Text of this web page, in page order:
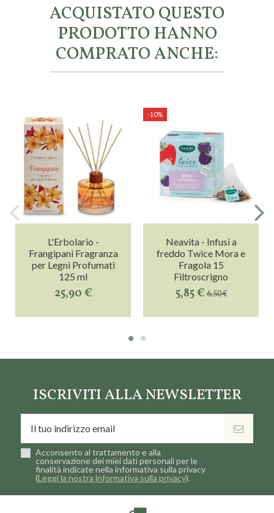
ACQUISTATO QUESTO
PRODOTTO HANNO
COMPRATO ANCHE:
L'Erbolario -
Frangipani Fragranza
per Legni Profumati
125 ml
25,90 €
-10%
Neavita - Infusi a
freddo Twice Mora e
Fragola 15
Filtroscrigno
5,85 €6,50 €
ISCRIVITI ALLA NEWSLETTER
Acconsento al trattamento e alla
conservazione dei miei dati personali per le
finalità indicate nella informativa sulla privacy
(Leggi la nostra informativa sulla privacy).